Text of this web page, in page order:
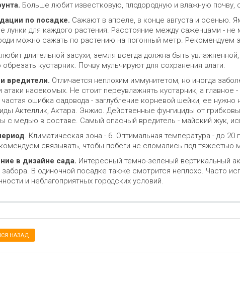
Больше любит известковую, плодородную и влажную почву,
по посадке. Сажают в апреле, в конце августа и осенью.
лунки для каждого растения. Расстояние между саженцами -
можно сажать по растению на погонный метр. Рекомендуем
длительной засухи, земля всегда должна быть
обрезать кустарник. Почву мульчируют для сохранения влаги.
вредители. Отличается неплохим иммунитетом, но иногда
атаки насекомых. Не стоит переувлажнять кустарник, а
ошибка садовода - заглубление корневой шейки, ее
Актеллик, Актара. Энжио. Действенные фунгициды от
с медью в составе. Самый опасный вредитель - майский жук,
. Климатическая зона - 6. Оптимальная температура - до
связывать, чтобы побеги не сломались под тяжестью
в дизайне сада. Интересный темно-зеленый вертикальный
забора. В одиночной посадке также смотрится неплохо. Часто
и неблагоприятных городских условий.
НАЗАД